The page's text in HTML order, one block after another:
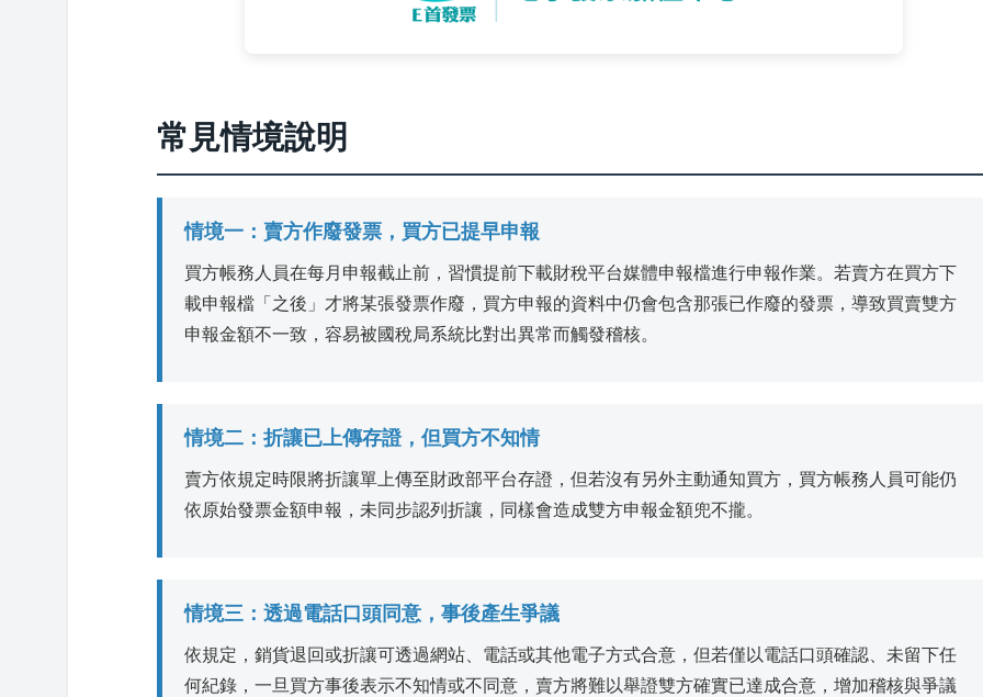
常見情境說明
情境一：賣方作廢發票，買方已提早申報
買方帳務人員在每月申報截止前，習慣提前下載財稅平台媒體申報檔進行申報作業。若賣方在買方下
載申報檔「之後」才將某張發票作廢，買方申報的資料中仍會包含那張已作廢的發票，導致買賣雙方
申報金額不一致，容易被國稅局系統比對出異常而觸發稽核。
情境二：折讓已上傳存證，但買方不知情
賣方依規定時限將折讓單上傳至財政部平台存證，但若沒有另外主動通知買方，買方帳務人員可能仍
依原始發票金額申報，未同步認列折讓，同樣會造成雙方申報金額兜不攏。
情境三：透過電話口頭同意，事後產生爭議
依規定，銷貨退回或折讓可透過網站、電話或其他電子方式合意，但若僅以電話口頭確認、未留下任
何紀錄，一旦買方事後表示不知情或不同意，賣方將難以舉證雙方確實已達成合意，增加稽核與爭議